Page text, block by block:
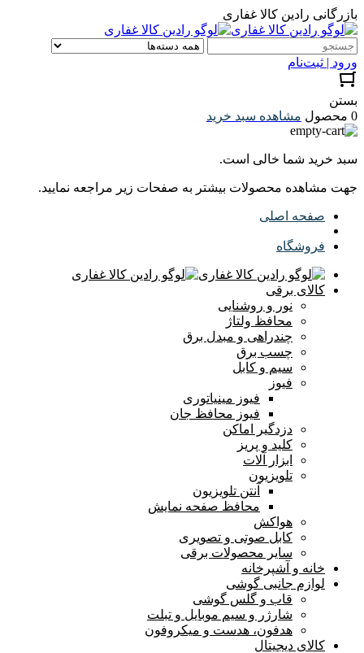
بازرگانی رادین کالا غفاری
ورود | ثبت‌نام
بستن
0 محصول
مشاهده سبد خرید
سبد خرید شما خالی است.
جهت مشاهده محصولات بیشتر به صفحات زیر مراجعه نمایید.
صفحه اصلی
فروشگاه
کالای برقی
نور و روشنایی
محافظ ولتاژ
چندراهی و مبدل برق
چسب برق
سیم و کابل
فیوز
فیوز مینیاتوری
فیوز محافظ جان
دزدگیر اماکن
کلید و پریز
ابزار آلات
تلویزیون
آنتن تلویزیون
محافظ صفحه نمایش
هواکش
کابل صوتی و تصویری
سایر محصولات برقی
خانه و آشپرخانه
لوازم جانبی گوشی
قاب و گلس گوشی
شارژر و سیم موبایل و تبلت
هدفون، هدست و میکروفون
کالای دیجیتال